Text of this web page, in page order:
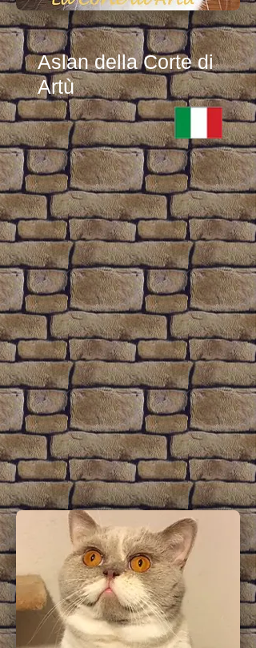
Aslan della Corte di
Artù